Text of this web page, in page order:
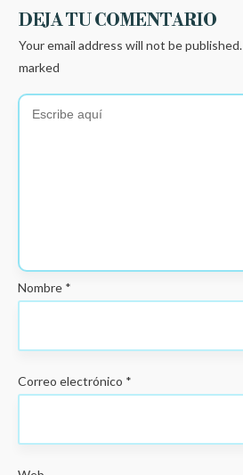
DEJA TU COMENTARIO
Your email address will not be published.
marked
Nombre *
Correo electrónico *